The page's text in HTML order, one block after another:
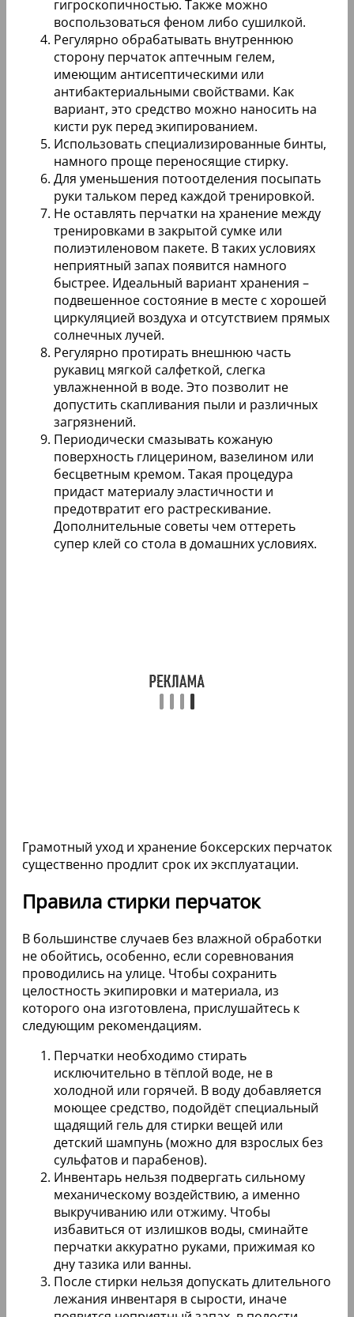
гигроскопичностью. Также можно
воспользоваться феном либо сушилкой.
Регулярно обрабатывать внутреннюю
сторону перчаток аптечным гелем,
имеющим антисептическими или
антибактериальными свойствами. Как
вариант, это средство можно наносить на
кисти рук перед экипированием.
Использовать специализированные бинты,
намного проще переносящие стирку.
Для уменьшения потоотделения посыпать
руки тальком перед каждой тренировкой.
Не оставлять перчатки на хранение между
тренировками в закрытой сумке или
полиэтиленовом пакете. В таких условиях
неприятный запах появится намного
быстрее. Идеальный вариант хранения –
подвешенное состояние в месте с хорошей
циркуляцией воздуха и отсутствием прямых
солнечных лучей.
Регулярно протирать внешнюю часть
рукавиц мягкой салфеткой, слегка
увлажненной в воде. Это позволит не
допустить скапливания пыли и различных
загрязнений.
Периодически смазывать кожаную
поверхность глицерином, вазелином или
бесцветным кремом. Такая процедура
придаст материалу эластичности и
предотвратит его растрескивание.
Дополнительные советы чем оттереть
супер клей со стола в домашних условиях.
Грамотный уход и хранение боксерских перчаток
существенно продлит срок их эксплуатации.
Правила стирки перчаток
В большинстве случаев без влажной обработки
не обойтись, особенно, если соревнования
проводились на улице. Чтобы сохранить
целостность экипировки и материала, из
которого она изготовлена, прислушайтесь к
следующим рекомендациям.
Перчатки необходимо стирать
исключительно в тёплой воде, не в
холодной или горячей. В воду добавляется
моющее средство, подойдёт специальный
щадящий гель для стирки вещей или
детский шампунь (можно для взрослых без
сульфатов и парабенов).
Инвентарь нельзя подвергать сильному
механическому воздействию, а именно
выкручиванию или отжиму. Чтобы
избавиться от излишков воды, сминайте
перчатки аккуратно руками, прижимая ко
дну тазика или ванны.
После стирки нельзя допускать длительного
лежания инвентаря в сырости, иначе